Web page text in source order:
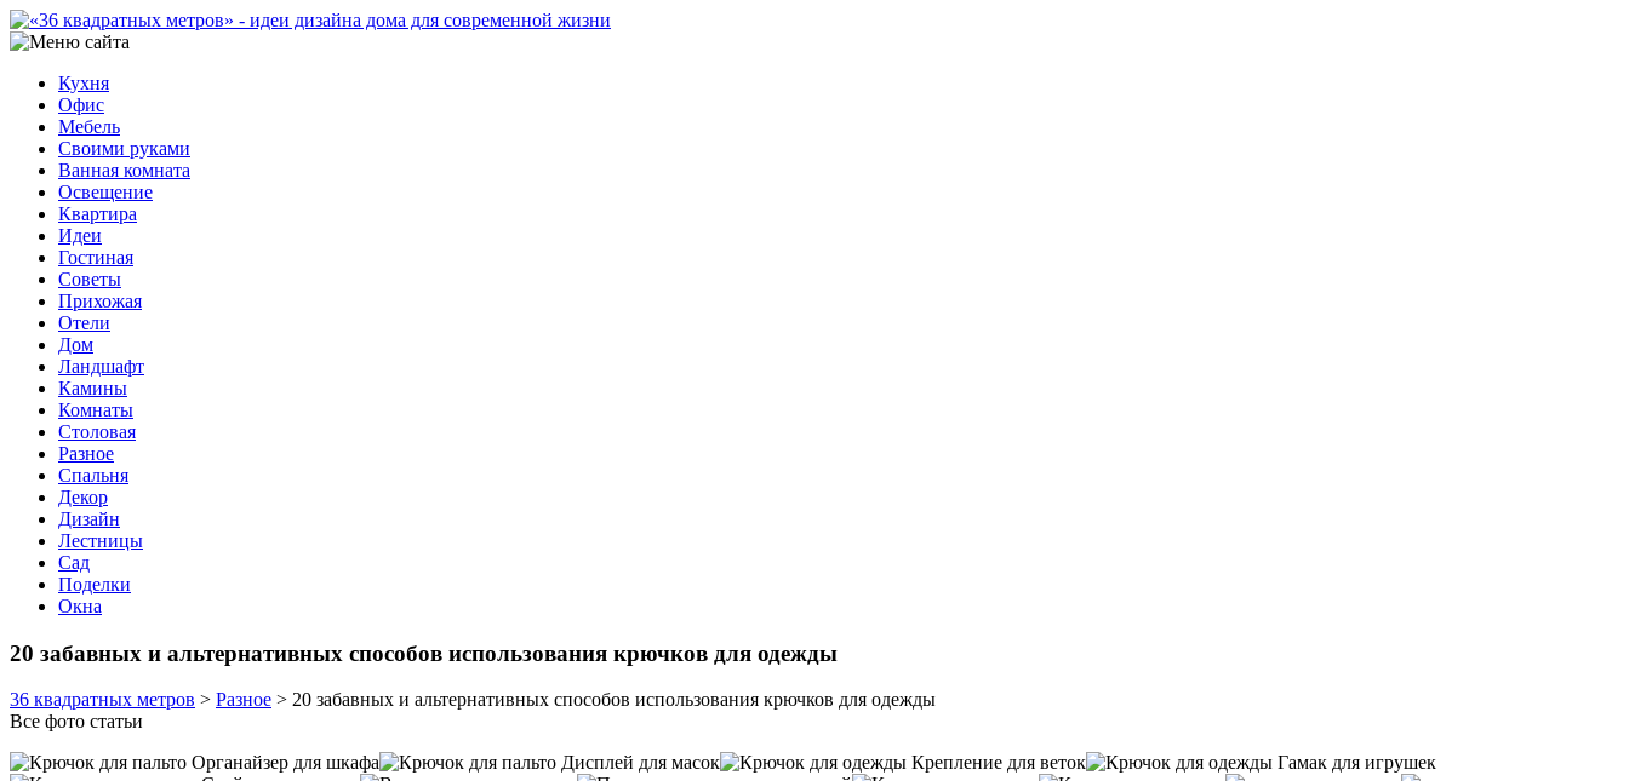
Кухня
Офис
Мебель
Своими руками
Ванная комната
Освещение
Квартира
Идеи
Гостиная
Советы
Прихожая
Отели
Дом
Ландшафт
Камины
Комнаты
Столовая
Разное
Спальня
Декор
Дизайн
Лестницы
Сад
Поделки
Окна
20 забавных и альтернативных способов использования крючков для одежды
36 квадратных метров > Разное > 20 забавных и альтернативных способов использования крючков для одежды
Все фото статьи